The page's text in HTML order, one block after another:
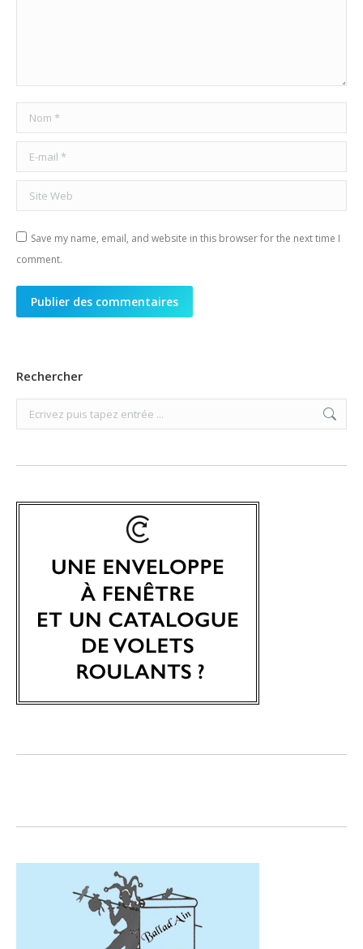
Nom *
E-mail *
Site Web
Save my name, email, and website in this browser for the next time I
comment.
Publier des commentaires
Rechercher
Search: